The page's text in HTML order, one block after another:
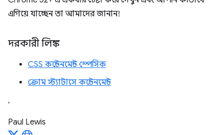
এগিয়ে যাচ্ছেন তা আমাদের জানান!
দরকারী লিঙ্ক
CSS কন্টেনমেন্ট স্পেসিক
ক্রোম স্ট্যাটাসে কন্টেনমেন্ট
,
Paul Lewis